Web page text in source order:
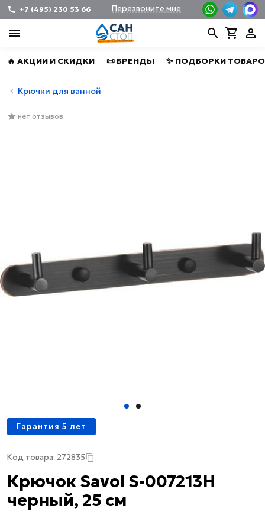
+7 (495) 230 53 66 Перезвоните мне
🔥 АКЦИИ И СКИДКИ 📜 БРЕНДЫ ✨ ПОДБОРКИ
Крючки для ванной
нет отзывов
Гарантия 5 лет
Код товара: 272835
Крючок Savol S-007213H
черный, 25 см